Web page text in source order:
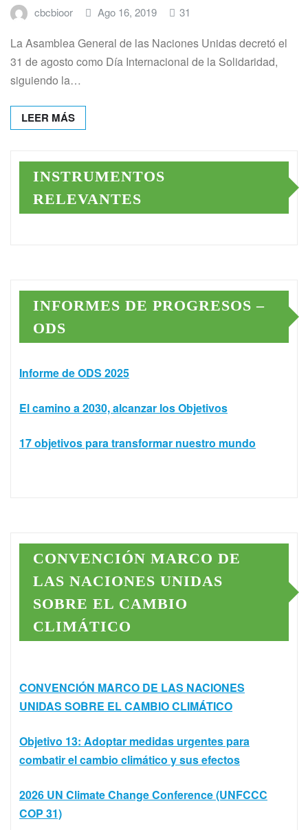
cbcbioor Ago 16, 2019 31
La Asamblea General de las Naciones Unidas decretó el
31 de agosto como Día Internacional de la Solidaridad,
siguiendo la…
LEER MÁS
INSTRUMENTOS
RELEVANTES
INFORMES DE PROGRESOS –
ODS
Informe de ODS 2025
El camino a 2030, alcanzar los Objetivos
17 objetivos para transformar nuestro mundo
CONVENCIÓN MARCO DE
LAS NACIONES UNIDAS
SOBRE EL CAMBIO
CLIMÁTICO
CONVENCIÓN MARCO DE LAS NACIONES
UNIDAS SOBRE EL CAMBIO CLIMÁTICO
Objetivo 13: Adoptar medidas urgentes para
combatir el cambio climático y sus efectos
2026 UN Climate Change Conference (UNFCCC
COP 31)